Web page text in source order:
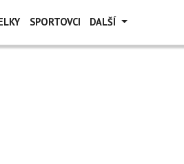
SPORTOVCI DALŠÍ